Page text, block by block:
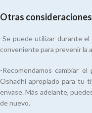
Otras
-Se puede utilizar durante el
conveniente para prevenir la
-Recomendamos cambiar
Oshadhi apropiado para tu
envase. Más adelante,
de nuevo.